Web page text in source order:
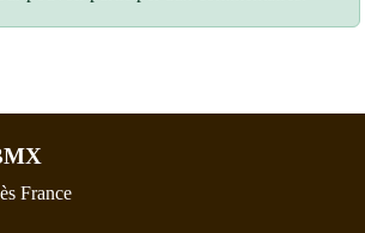
France